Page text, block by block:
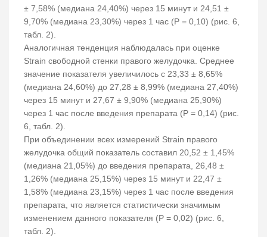
± 7,58% (медиана 24,40%) через 15 минут и 24,51 ±
9,70% (медиана 23,30%) через 1 час (Р = 0,10) (рис. 6,
табл. 2).
Аналогичная тенденция наблюдалась при оценке
Strain свободной стенки правого желудочка. Среднее
значение показателя увеличилось с 23,33 ± 8,65%
(медиана 24,60%) до 27,28 ± 8,99% (медиана 27,40%)
через 15 минут и 27,67 ± 9,90% (медиана 25,90%)
через 1 час после введения препарата (Р = 0,14) (рис.
6, табл. 2).
При объединении всех измерений Strain правого
желудочка общий показатель составил 20,52 ± 1,45%
(медиана 21,05%) до введения препарата, 26,48 ±
1,26% (медиана 25,15%) через 15 минут и 22,47 ±
1,58% (медиана 23,15%) через 1 час после введения
препарата, что является статистически значимым
изменением данного показателя (Р = 0,02) (рис. 6,
табл. 2).